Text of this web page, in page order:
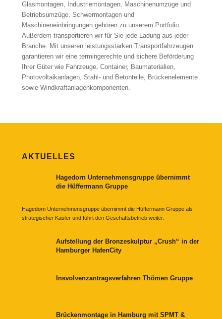
Glasmontagen, Industriemontagen, Maschinenumzüge und
Betriebsumzüge, Schwermontagen und
Maschineneinbringungen gehören zu unserem Portfolio.
Außerdem transportieren wir für Sie jede Ladung aus jeder
Branche. Mit unseren leistungsstarken Transportfahrzeugen
garantieren wir eine termingerechte und sichere Beförderung
Ihrer Güter wie Fahrzeuge, Container, Baumaterialien,
Photovoltaikanlagen, Stahl- und Betonteile, Brückenelemente
sowie Windkraftanlagenkomponenten.
AKTUELLES
Hagedorn Unternehmensgruppe übernimmt
die Hüffermann Gruppe
Hagedorn Unternehmensgruppe übernimmt die Hüffermann Gruppe als
strategischer Käufer und führt den Geschäftsbetrieb weiter.
Aufstellung der Bronzeskulptur „Crush“ in der
Hamburger HafenCity
Insvolvenzantragsverfahren Thömen Gruppe
Brückenmontage in Hamburg mit SPMT &